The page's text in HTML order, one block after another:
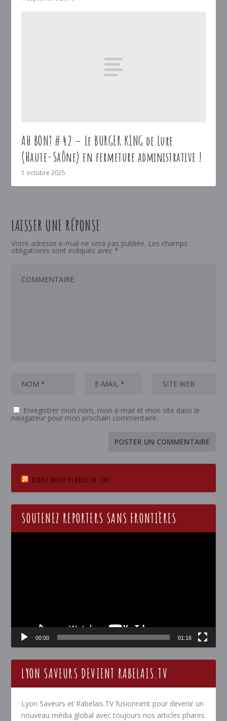
AH BON? # 42 – Le BURGER KING de Lure
(Haute-Saône) en fermeture administrative !
1 octobre 2025
LAISSER UNE RÉPONSE
Votre adresse e-mail ne sera pas publiée. Les champs
obligatoires sont indiqués avec *
Enregistrer mon nom, mon e-mail et mon site dans le
navigateur pour mon prochain commentaire.
ECOTEZ RADIO PLURIEL EN LIVE
SOUTENEZ REPORTERS SANS FRONTIÈRES
00:00 01:16
LYON SAVEURS DEVIENT RABELAIS.TV
Lyon Saveurs et Rabelais.TV fusionnent pour devenir un
nouveau média global avec toujours nos articles phares